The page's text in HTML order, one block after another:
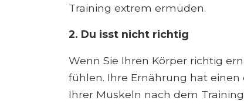
Training extrem ermüden.
2. Du isst nicht richtig
Wenn Sie Ihren Körper richtig
fühlen. Ihre Ernährung hat
Ihrer Muskeln nach dem